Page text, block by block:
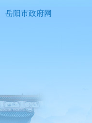
岳阳市政府网